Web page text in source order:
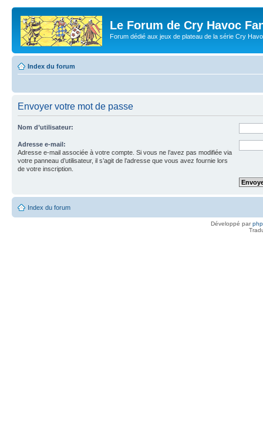
Le Forum de Cry Havoc
Forum dédié aux jeux de plateau de la série Cry
Index du forum
Envoyer votre mot de passe
Nom d’utilisateur:
Adresse e-mail:
Adresse e-mail associée à votre compte. Si vous ne l’avez pas modifiée via
votre panneau d’utilisateur, il s’agit de l’adresse que vous avez fournie lors
de votre inscription.
Index du forum
Développé par